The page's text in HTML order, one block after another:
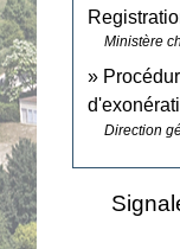
Ministère
Direction